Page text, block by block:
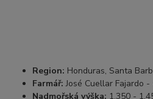
Region: Honduras, Santa
Farmář: José Cuellar Fajardo -
Nadmořská výška: 1.350 -